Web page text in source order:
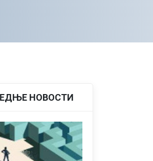
НОВОСТИ